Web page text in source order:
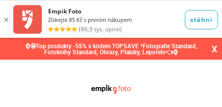
⌚🤩Top produkty -55% s kódem TOPSAVE *Fotografie Standard,
Fotoknihy Standard, Obrazy, Plakáty, Leporelo👈⌚ X